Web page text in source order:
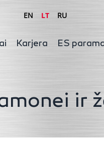
EN LT RU
Karjera ES
ir